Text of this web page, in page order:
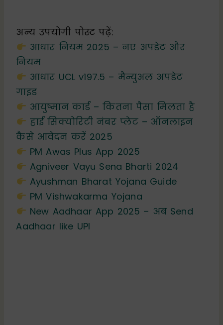
अन्य उपयोगी पोस्ट पढ़ें:
आधार नियम 2025 – नए अपडेट और
नियम
आधार UCL v197.5 – मैन्युअल अपडेट
गाइड
आयुष्मान कार्ड – कितना पैसा मिलता है
हाई सिक्योरिटी नंबर प्लेट – ऑनलाइन
कैसे आवेदन करें 2025
PM Awas Plus App 2025
Agniveer Vayu Sena Bharti 2024
Ayushman Bharat Yojana Guide
PM Vishwakarma Yojana
New Aadhaar App 2025 – अब Send
Aadhaar like UPI